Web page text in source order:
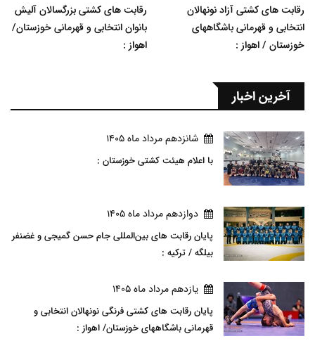
رقابت های کشتی آزاد نونهالان
انتخابی و قهرمانی باشگاههای
خوزستان / اهواز :
رقابت های کشتی بزرگسالان آلیش
بانوان انتخابی و قهرمانی خوزستان/
اهواز :
آخرین اخبار
شانزدهم مرداد ماه 1405
با اعلام هیئت کشتی خوزستان :
دوازدهم مرداد ماه 1405
پایان رقابت های بین‌المللی جام حسن گمیجی و غضنفر
بیلگه / ترکیه :
يازدهم مرداد ماه 1405
پایان رقابت های کشتی فرنگی نونهالان انتخابی و
قهرمانی باشگاههای خوزستان/ اهواز :